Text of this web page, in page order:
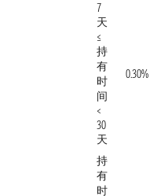
7
天
≤
持
有
时
间
<
30
天
0.30%
持
有
时